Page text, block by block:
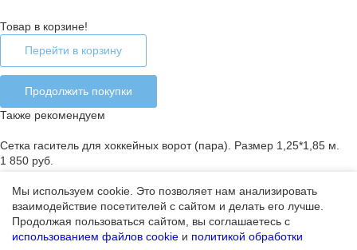
Мы используем cookie. Это позволяет нам анализировать
взаимодействие посетителей с сайтом и делать его лучше.
Продолжая пользоваться сайтом, вы соглашаетесь с
использованием файлов cookie и политикой обработки
Товар в корзине!
Перейти в корзину
Продолжить покупки
Также рекомендуем
Сетка гаситель для хоккейных ворот (пара). Размер 1,25*1,85 м.
1 850 руб.
Ошибка добавления товара в корзину
Закончился лимит на покупку товара или товар отсутствует